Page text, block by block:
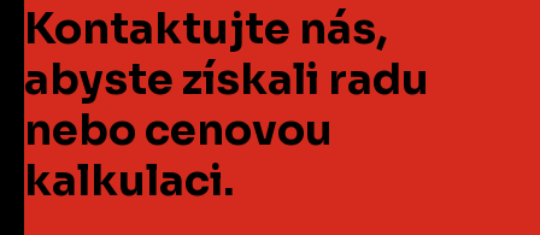
Kontaktujte nás,
abyste získali radu
nebo cenovou
kalkulaci.